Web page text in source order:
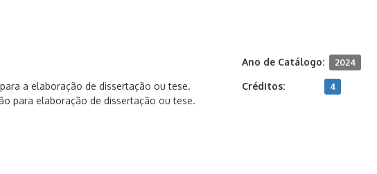
a elaboração de dissertação ou tese.
para elaboração de dissertação ou tese.
Ano de Catálogo: 2024
Créditos: 4